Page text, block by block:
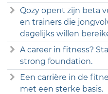
Qozy opent zijn beta
en trainers die
dagelijks willen
A career in fitness?
strong foundation.
Een carrière in de
met een sterke basis.